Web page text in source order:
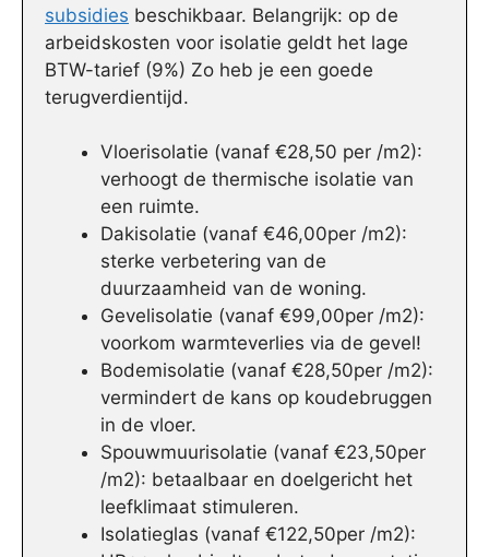
subsidies beschikbaar. Belangrijk: op de
arbeidskosten voor isolatie geldt het lage
BTW-tarief (9%) Zo heb je een goede
terugverdientijd.
Vloerisolatie (vanaf €28,50 per /m2):
verhoogt de thermische isolatie van
een ruimte.
Dakisolatie (vanaf €46,00per /m2):
sterke verbetering van de
duurzaamheid van de woning.
Gevelisolatie (vanaf €99,00per /m2):
voorkom warmteverlies via de gevel!
Bodemisolatie (vanaf €28,50per /m2):
vermindert de kans op koudebruggen
in de vloer.
Spouwmuurisolatie (vanaf €23,50per
/m2): betaalbaar en doelgericht het
leefklimaat stimuleren.
Isolatieglas (vanaf €122,50per /m2):